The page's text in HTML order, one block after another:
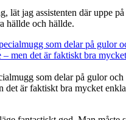
lät jag assistenten där uppe
hällde och hällde.
som delar på gulor
det är faktiskt bra mycket